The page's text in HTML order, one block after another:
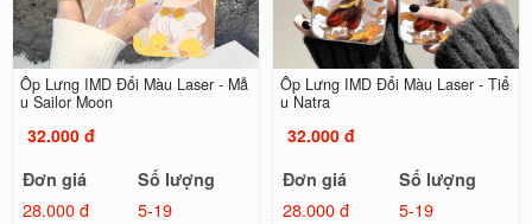
Ốp Lưng IMD Đổi Màu Laser - Mẫ
u Sailor Moon
32.000 đ
Đơn giá
Số lượng
28.000 đ
5-19
Ốp Lưng IMD Đổi Màu Laser - Tiể
u Natra
32.000 đ
Đơn giá
Số lượng
28.000 đ
5-19